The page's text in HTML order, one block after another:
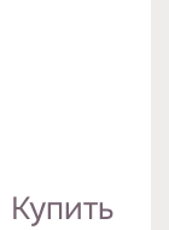
Купить